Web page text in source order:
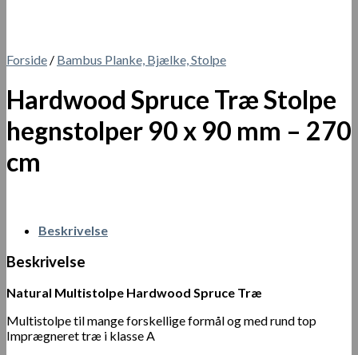
Forside / Bambus Planke, Bjælke, Stolpe
Hardwood Spruce Træ Stolpe
hegnstolper 90 x 90 mm – 270
cm
Beskrivelse
Beskrivelse
Natural Multistolpe Hardwood Spruce Træ
Multistolpe til mange forskellige formål og med rund top
Imprægneret træ i klasse A